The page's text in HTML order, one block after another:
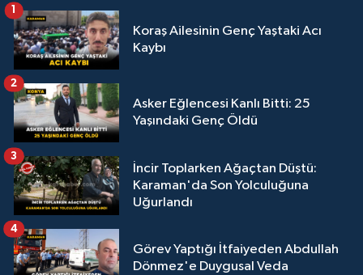
Koraş Ailesinin Genç Yaştaki Acı
Kaybı
1
Asker Eğlencesi Kanlı Bitti: 25
Yaşındaki Genç Öldü
2
İncir Toplarken Ağaçtan Düştü:
Karaman'da Son Yolculuğuna
Uğurlandı
3
Görev Yaptığı İtfaiyeden Abdullah
Dönmez'e Duygusal Veda
4